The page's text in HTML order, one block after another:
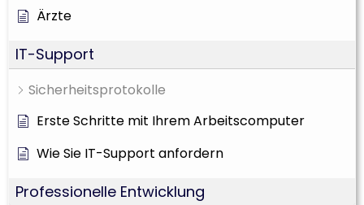
Ärzte
IT-Support
Sicherheitsprotokolle
Erste Schritte mit Ihrem Arbeitscomputer
Wie Sie IT-Support anfordern
Professionelle Entwicklung